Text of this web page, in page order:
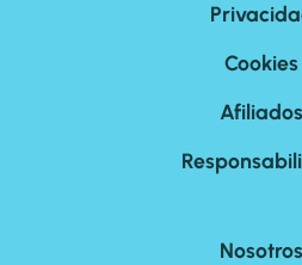
Cookies
Afiliados
Nosotros